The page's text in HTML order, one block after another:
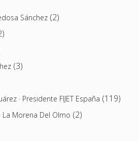
Sánchez (2)
(3)
· Presidente FIJET España (119)
La Morena Del Olmo (2)